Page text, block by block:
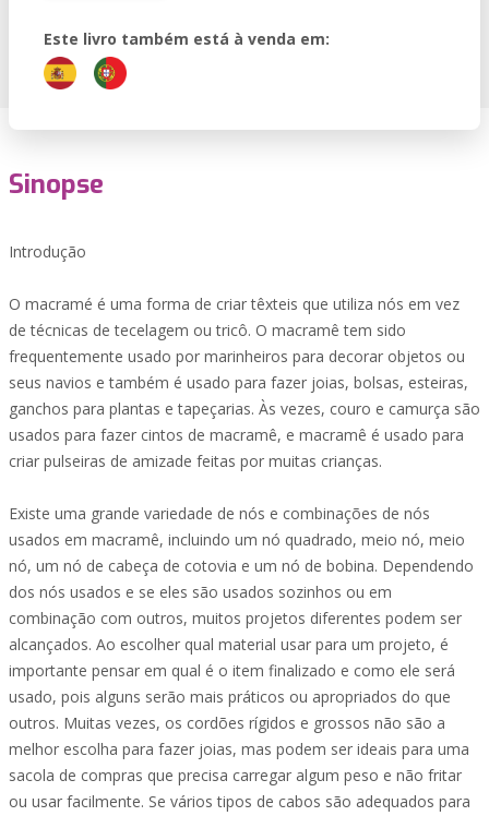
Este livro também está à venda em:
Sinopse
Introdução
O macramé é uma forma de criar têxteis que utiliza nós em vez
de técnicas de tecelagem ou tricô. O macramê tem sido
frequentemente usado por marinheiros para decorar objetos ou
seus navios e também é usado para fazer joias, bolsas, esteiras,
ganchos para plantas e tapeçarias. Às vezes, couro e camurça são
usados para fazer cintos de macramê, e macramê é usado para
criar pulseiras de amizade feitas por muitas crianças.
Existe uma grande variedade de nós e combinações de nós
usados em macramê, incluindo um nó quadrado, meio nó, meio
nó, um nó de cabeça de cotovia e um nó de bobina. Dependendo
dos nós usados e se eles são usados sozinhos ou em
combinação com outros, muitos projetos diferentes podem ser
alcançados. Ao escolher qual material usar para um projeto, é
importante pensar em qual é o item finalizado e como ele será
usado, pois alguns serão mais práticos ou apropriados do que
outros. Muitas vezes, os cordões rígidos e grossos não são a
melhor escolha para fazer joias, mas podem ser ideais para uma
sacola de compras que precisa carregar algum peso e não fritar
ou usar facilmente. Se vários tipos de cabos são adequados para